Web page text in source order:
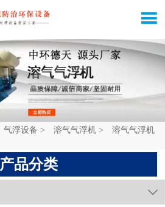

气浮设备 > 溶气气浮机 >
溶气气浮机
产品分类
